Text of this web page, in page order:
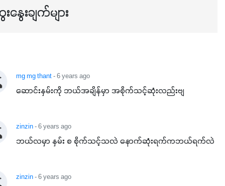
နွေးချက်များ
mg mg thant- 6 years ago
ဆောင်းနှမ်းကို ဘယ်အချိန်မှာ အစိုက်သင့်ဆုံးလည်းဗျ
zinzin- 6 years ago
ဘယ်လမှာ နှမ်း စ စိုက်သင့်သလဲ နောက်ဆုံးရက်ကဘယ်ရက်လဲ
zinzin- 6 years ago